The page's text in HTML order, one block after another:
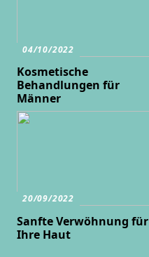
04/10/2022
Kosmetische
Behandlungen für
Männer
20/09/2022
Sanfte Verwöhnung für
Ihre Haut